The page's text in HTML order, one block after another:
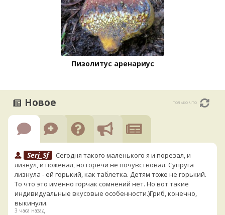
Пизолитус аренариус
Новое только что
Serj_Sf
Сегодня такого маленького я и порезал, и
лизнул, и пожевал, но горечи не почувствовал. Супруга
лизнула - ей горький, как таблетка. Детям тоже не горький.
То что это именно горчак сомнений нет. Но вот такие
индивидуальные вкусовые особенности.)Гриб, конечно,
выкинули.
3 часа назад